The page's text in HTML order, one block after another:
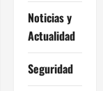
Noticias y
Actualidad
Seguridad